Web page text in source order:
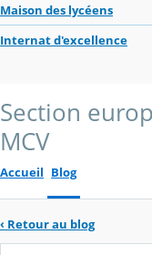
Maison des lycéens
Internat d'excellence
Section
MCV
Accueil Blog
‹ Retour au blog